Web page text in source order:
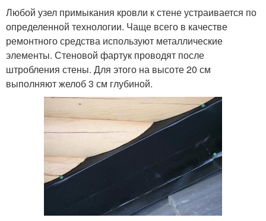
Любой узел примыкания кровли к стене устраивается по
определенной технологии. Чаще всего в качестве
ремонтного средства используют металлические
элементы. Стеновой фартук проводят после
штробления стены. Для этого на высоте 20 см
выполняют желоб 3 см глубиной.